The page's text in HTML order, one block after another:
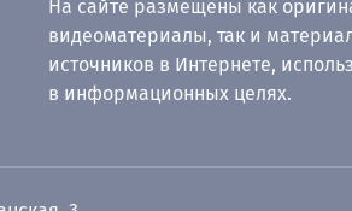
На сайте размещены как
видеоматериалы, так и
источников в Интернете,
в информационных целях.